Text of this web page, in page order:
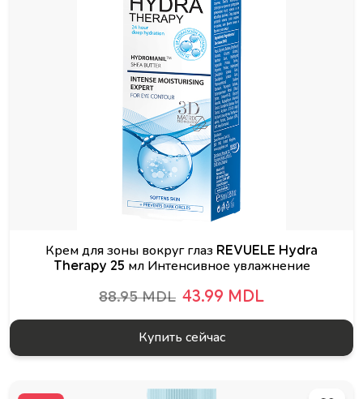
Крем для зоны вокруг глаз REVUELE Hydra
Therapy 25 мл Интенсивное увлажнение
88.95 MDL 43.99 MDL
Купить сейчас